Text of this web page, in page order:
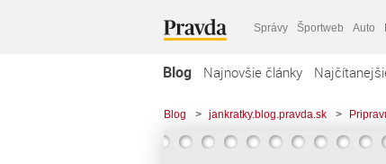
Správy Športweb Auto
Blog Najnovšie články
Blog > jankratky.blog.pravda.sk >